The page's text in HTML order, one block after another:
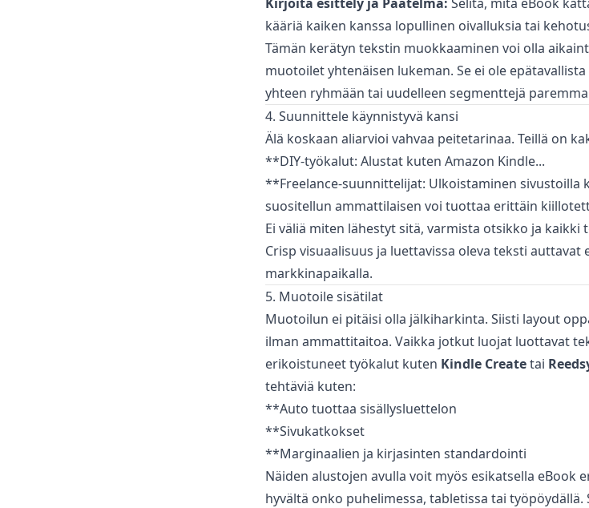
kääriä kaiken kanssa lopullinen oivalluksia tai
Tämän kerätyn tekstin muokkaaminen voi olla
muotoilet yhtenäisen lukeman. Se ei ole
yhteen ryhmään tai uudelleen segmenttejä
4. Suunnittele käynnistyvä kansi
Älä koskaan aliarvioi vahvaa peitetarinaa. Teillä on
**DIY-työkalut: Alustat kuten Amazon Kindle...
**Freelance-suunnittelijat: Ulkoistaminen sivustoilla
suositellun ammattilaisen voi tuottaa erittäin
Ei väliä miten lähestyt sitä, varmista otsikko ja
Crisp visuaalisuus ja luettavissa oleva teksti
markkinapaikalla.
5. Muotoile sisätilat
Muotoilun ei pitäisi olla jälkiharkinta. Siisti layout
ilman ammattitaitoa. Vaikka jotkut luojat luottavat
erikoistuneet työkalut kuten Kindle Createtai
tehtäviä kuten:
**Auto tuottaa sisällysluettelon
**Sivukatkokset
**Marginaalien ja kirjasinten standardointi
Näiden alustojen avulla voit myös esikatsella eBook
hyvältä onko puhelimessa, tabletissa tai